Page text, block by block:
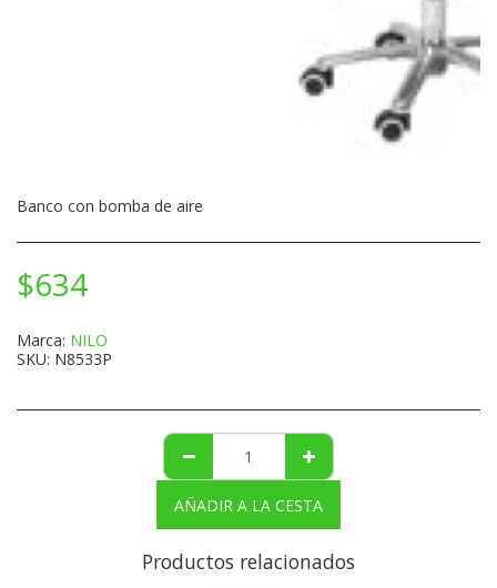
Banco con bomba de aire
$634
Marca: NILO
SKU: N8533P
AÑADIR A LA CESTA
Productos relacionados